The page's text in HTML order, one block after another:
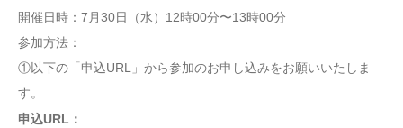
開催日時：7月30日（水）12時00分〜13時00分
参加方法：
①以下の「申込URL」から参加のお申し込みをお願いいたしま
す。
申込URL：